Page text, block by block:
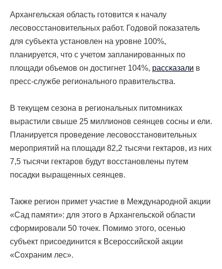
Архангельская область готовится к началу
лесовосстановительных работ. Годовой показатель
для субъекта установлен на уровне 100%,
планируется, что с учетом запланированных по
площади объемов он достигнет 104%, рассказали в
пресс-службе регионального правительства.
В текущем сезона в региональных питомниках
вырастили свыше 25 миллионов сеянцев сосны и ели.
Планируется проведение лесовосстановительных
мероприятий на площади 82,2 тысячи гектаров, из них
7,5 тысячи гектаров будут восстановлены путем
посадки выращенных сеянцев.
Также регион примет участие в Международной акции
«Сад памяти»: для этого в Архангельской области
сформировали 50 точек. Помимо этого, осенью
субъект присоединится к Всероссийской акции
«Сохраним лес».